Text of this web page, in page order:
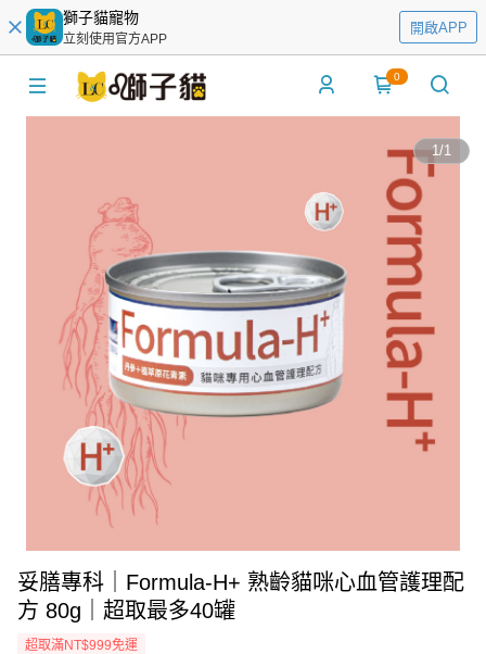
獅子貓寵物
立刻使用官方APP
開啟APP
0
1/1
妥膳專科｜Formula-H+ 熟齡貓咪心血管護理配
方 80g｜超取最多40罐
超取滿NT$999免運